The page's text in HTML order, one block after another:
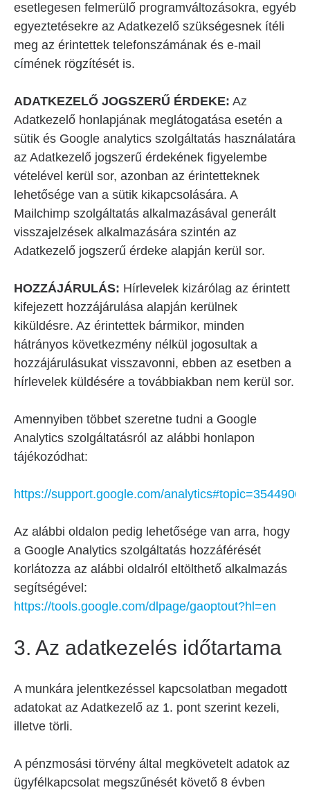
esetlegesen felmerülő programváltozásokra, egyéb
egyeztetésekre az Adatkezelő szükségesnek ítéli
meg az érintettek telefonszámának és e-mail
címének rögzítését is.
ADATKEZELŐ JOGSZERŰ ÉRDEKE: Az
Adatkezelő honlapjának meglátogatása esetén a
sütik és Google analytics szolgáltatás használatára
az Adatkezelő jogszerű érdekének figyelembe
vételével kerül sor, azonban az érintetteknek
lehetősége van a sütik kikapcsolására. A
Mailchimp szolgáltatás alkalmazásával generált
visszajelzések alkalmazására szintén az
Adatkezelő jogszerű érdeke alapján kerül sor.
HOZZÁJÁRULÁS: Hírlevelek kizárólag az érintett
kifejezett hozzájárulása alapján kerülnek
kiküldésre. Az érintettek bármikor, minden
hátrányos következmény nélkül jogosultak a
hozzájárulásukat visszavonni, ebben az esetben a
hírlevelek küldésére a továbbiakban nem kerül sor.
Amennyiben többet szeretne tudni a Google
Analytics szolgáltatásról az alábbi honlapon
tájékozódhat:
https://support.google.com/analytics#topic=3544906
Az alábbi oldalon pedig lehetősége van arra, hogy
a Google Analytics szolgáltatás hozzáférését
korlátozza az alábbi oldalról eltölthető alkalmazás
segítségével:
https://tools.google.com/dlpage/gaoptout?hl=en
3. Az adatkezelés időtartama
A munkára jelentkezéssel kapcsolatban megadott
adatokat az Adatkezelő az 1. pont szerint kezeli,
illetve törli.
A pénzmosási törvény által megkövetelt adatok az
ügyfélkapcsolat megszűnését követő 8 évben